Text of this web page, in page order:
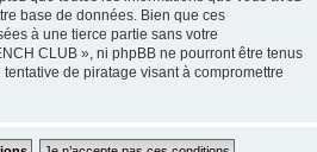
base de données. Bien que ces
à une tierce partie sans votre
CLUB », ni phpBB ne pourront être tenus
de piratage visant à compromettre